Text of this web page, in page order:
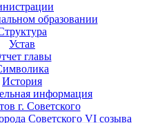
образовании
Устав
главы
История
информация
г. Советского
Советского VI созыва